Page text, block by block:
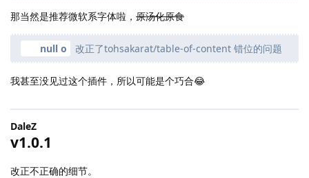
那当然是推荐微软系字体啦， 原汤化原食
null o 改正了tohsakarat/table-of-content 错位的问题
我甚至没见过这个插件，所以可能是个巧合😂
DaleZ
v1.0.1
改正不正确的细节。